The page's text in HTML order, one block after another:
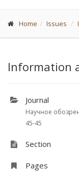
Home Issues
Information
Journal
Научное
45-45
Section
Pages